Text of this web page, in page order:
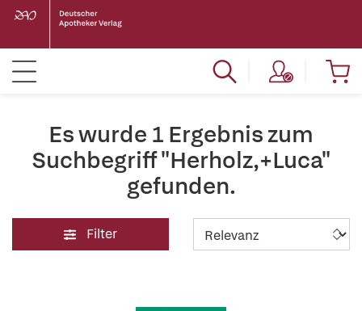
Es wurde 1 Ergebnis zum
Suchbegriff "Herholz,+Luca"
gefunden.
Filter